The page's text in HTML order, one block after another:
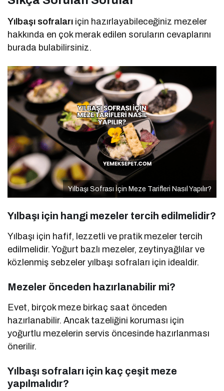
Yılbaşı sofraları için hazırlayabileceğiniz mezeler
hakkında en çok merak edilen soruların cevaplarını
burada bulabilirsiniz.
Yılbaşı Sofrası İçin Meze Tarifleri Nasıl Yapılır?
Yılbaşı için hangi mezeler tercih edilmelidir?
Yılbaşı için hafif, lezzetli ve pratik mezeler tercih
edilmelidir. Yoğurt bazlı mezeler, zeytinyağlılar ve
közlenmiş sebzeler yılbaşı sofraları için idealdir.
Mezeler önceden hazırlanabilir mi?
Evet, birçok meze birkaç saat önceden
hazırlanabilir. Ancak tazeliğini koruması için
yoğurtlu mezelerin servis öncesinde hazırlanması
önerilir.
Yılbaşı sofraları için kaç çeşit meze
yapılmalıdır?